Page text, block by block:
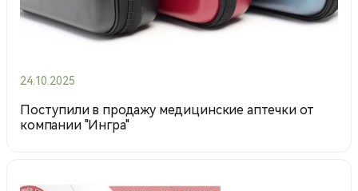
24.10.2025
Поступили в продажу медицинские аптечки от
компании "Ингра"